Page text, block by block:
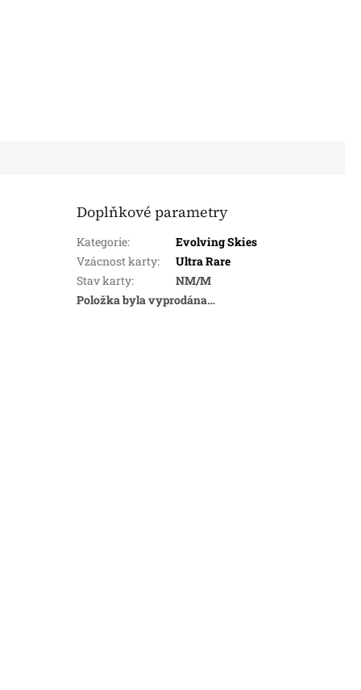
Doplňkové parametry
Kategorie:
Evolving Skies
Vzácnost karty:
Ultra Rare
Stav karty:
NM/M
Položka byla vyprodána…